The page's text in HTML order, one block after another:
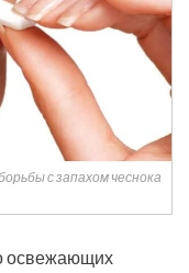
с запахом чеснока
освежающих